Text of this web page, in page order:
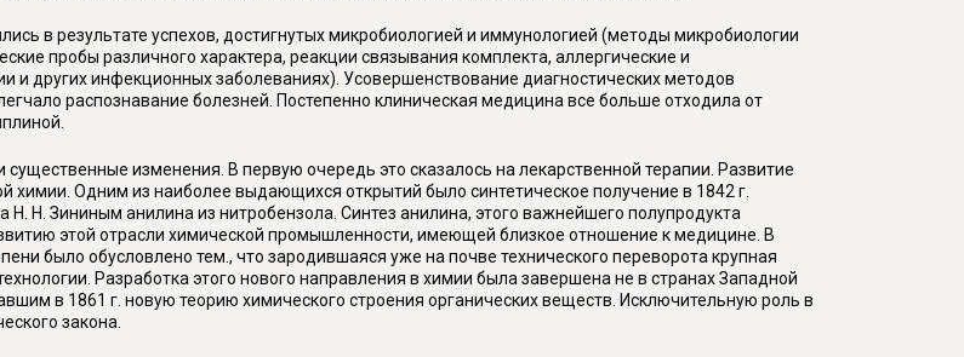
в результате успехов, достигнутых микробиологией и иммунологией (методы микробиологии
пробы различного характера, реакции связывания комплекта, аллергические и
и других инфекционных заболеваниях). Усовершенствование диагностических методов
распознавание болезней. Постепенно клиническая медицина все больше отходила от
изменения. В первую очередь это сказалось на лекарственной терапии. Развитие
химии. Одним из наиболее выдающихся открытий было синтетическое получение в 1842 г.
Н. Зининым анилина из нитробензола. Синтез анилина, этого важнейшего полупродукта
этой отрасли химической промышленности, имеющей близкое отношение к медицине. В
было обусловлено тем., что зародившаяся уже на почве технического переворота крупная
Разработка этого нового направления в химии была завершена не в странах Западной
в 1861 г. новую теорию химического строения органических веществ. Исключительную роль в
закона.